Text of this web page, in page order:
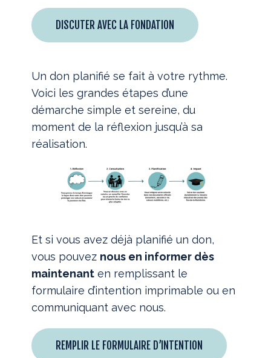
DISCUTER AVEC LA FONDATION
Un don planifié se fait à votre rythme.
Voici les grandes étapes d’une
démarche simple et sereine, du
moment de la réflexion jusqu’à sa
réalisation.
Et si vous avez déjà planifié un don,
vous pouvez nous en informer dès
maintenant en remplissant le
formulaire d’intention imprimable ou en
communiquant avec nous.
REMPLIR LE FORMULAIRE D’INTENTION